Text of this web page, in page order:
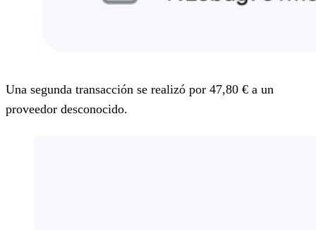
Una segunda transacción se realizó por 47,80 € a un
proveedor desconocido.